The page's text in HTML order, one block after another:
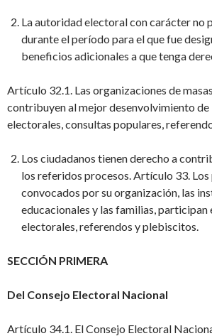
La autoridad electoral con carácter no
durante el período para el que fue
beneficios adicionales a que tenga
Artículo 32.1. Las organizaciones de
contribuyen al mejor desenvolvimiento de
electorales, consultas populares,
Los ciudadanos tienen derecho a
los referidos procesos. Artículo 33. Los
convocados por su organización, las
educacionales y las familias, participan
electorales, referendos y plebiscitos.
SECCIÓN PRIMERA
Del Consejo Electoral Nacional
Artículo 34.1. El Consejo Electoral